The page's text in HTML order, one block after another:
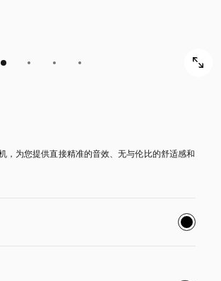
，为您提供直接精准的音效、无与伦比的舒适感和